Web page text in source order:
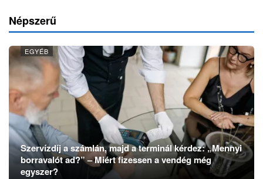
Népszerű
EGYÉB
Szervízdíj a számlán, majd a terminál kérdez: „Mennyi
borravalót ad?” – Miért fizessen a vendég még
egyszer?